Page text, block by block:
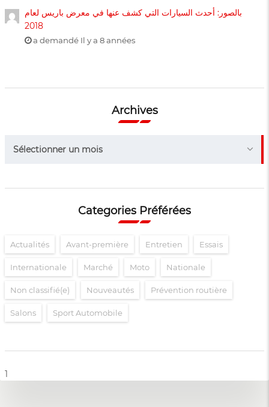
بالصور: أحدث السيارات التي كشف عنها في معرض باريس لعام
2018
a demandé Il y a 8 années
Archives
Sélectionner un mois
Categories Préférées
Actualités Avant-première Entretien Essais
Internationale Marché Moto Nationale
Non classifié(e) Nouveautés Prévention routière
Salons Sport Automobile
1